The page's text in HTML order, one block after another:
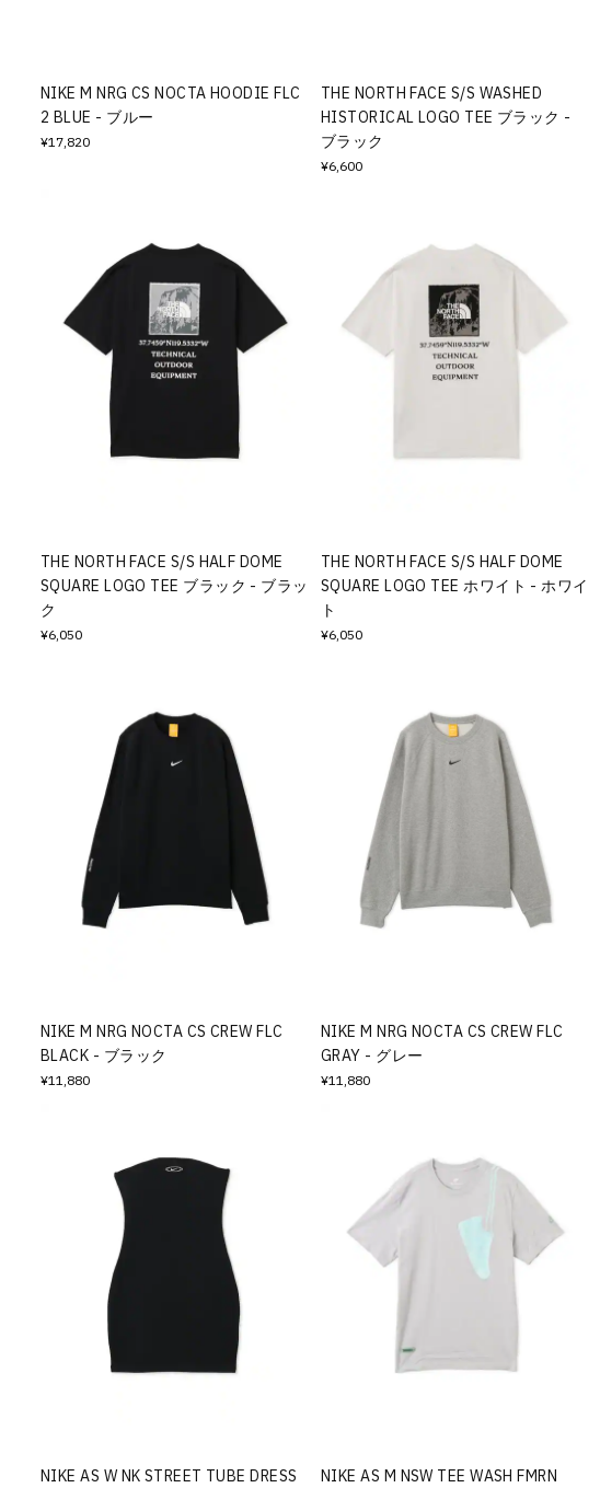
NIKE M NRG CS NOCTA HOODIE FLC
2 BLUE - ブルー
¥17,820
THE NORTH FACE S/S WASHED
HISTORICAL LOGO TEE ブラック -
ブラック
¥6,600
THE NORTH FACE S/S HALF DOME
SQUARE LOGO TEE ブラック - ブラッ
ク
¥6,050
THE NORTH FACE S/S HALF DOME
SQUARE LOGO TEE ホワイト - ホワイ
ト
¥6,050
NIKE M NRG NOCTA CS CREW FLC
BLACK - ブラック
¥11,880
NIKE M NRG NOCTA CS CREW FLC
GRAY - グレー
¥11,880
NIKE AS W NK STREET TUBE DRESS
NIKE AS M NSW TEE WASH FMRN